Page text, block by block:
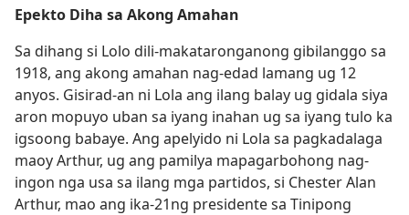
Epekto Diha sa Akong Amahan
Sa dihang si Lolo dili-makataronganong gibilanggo sa
1918, ang akong amahan nag-edad lamang ug 12
anyos. Gisirad-an ni Lola ang ilang balay ug gidala siya
aron mopuyo uban sa iyang inahan ug sa iyang tulo ka
igsoong babaye. Ang apelyido ni Lola sa pagkadalaga
maoy Arthur, ug ang pamilya mapagarbohong nag-
ingon nga usa sa ilang mga partidos, si Chester Alan
Arthur, mao ang ika-21ng presidente sa Tinipong